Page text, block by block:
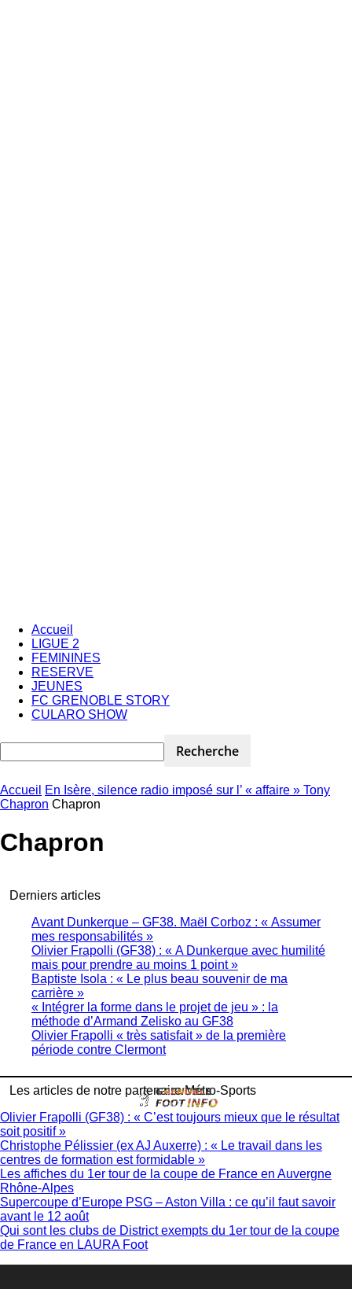
Accueil
LIGUE 2
FEMININES
RESERVE
JEUNES
FC GRENOBLE STORY
CULARO SHOW
Accueil
En Isère, silence radio imposé sur l’ « affaire » Tony
Chapron Chapron
Chapron
Derniers articles
Avant Dunkerque – GF38. Maël Corboz : « Assumer
mes responsabilités »
Olivier Frapolli (GF38) : « A Dunkerque avec humilité
mais pour prendre au moins 1 point »
Baptiste Isola : « Le plus beau souvenir de ma
carrière »
« Intégrer la forme dans le projet de jeu » : la
méthode d’Armand Zelisko au GF38
Olivier Frapolli « très satisfait » de la première
période contre Clermont
Les articles de notre partenaire Métro-Sports
Olivier Frapolli (GF38) : « C’est toujours mieux que le résultat
soit positif »
Christophe Pélissier (ex AJ Auxerre) : « Le travail dans les
centres de formation est formidable »
Les affiches du 1er tour de la coupe de France en Auvergne
Rhône-Alpes
Supercoupe d’Europe PSG – Aston Villa : ce qu’il faut savoir
avant le 12 août
Qui sont les clubs de District exempts du 1er tour de la coupe
de France en LAURA Foot